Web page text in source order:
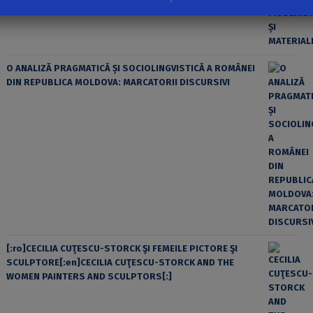
O ANALIZĂ PRAGMATICĂ ȘI SOCIOLINGVISTICĂ A ROMÂNEI
DIN REPUBLICA MOLDOVA: MARCATORII DISCURSIVI
[:ro]CECILIA CUŢESCU-STORCK ŞI FEMEILE PICTORE ŞI
SCULPTORE[:en]CECILIA CUŢESCU-STORCK AND THE
WOMEN PAINTERS AND SCULPTORS[:]